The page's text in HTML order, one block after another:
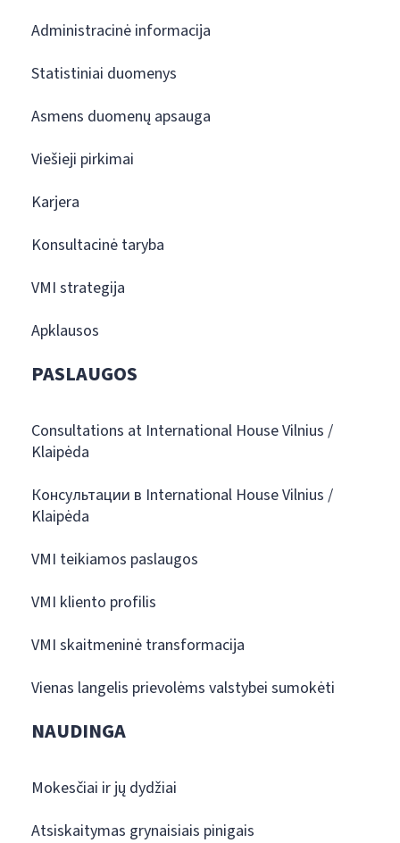
Administracinė informacija
Statistiniai duomenys
Asmens duomenų apsauga
Viešieji pirkimai
Karjera
Konsultacinė taryba
VMI strategija
Apklausos
PASLAUGOS
Consultations at International House Vilnius /
Klaipėda
Консультации в International House Vilnius /
Klaipėda
VMI teikiamos paslaugos
VMI kliento profilis
VMI skaitmeninė transformacija
Vienas langelis prievolėms valstybei sumokėti
NAUDINGA
Mokesčiai ir jų dydžiai
Atsiskaitymas grynaisiais pinigais